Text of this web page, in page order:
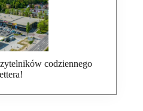
codziennego